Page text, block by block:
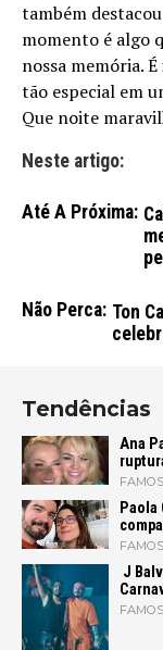
também
momento é algo
nossa memória.
tão especial em
Que noite
Neste artigo:
Até A Próxima:
Não Perca: Ton
Tendências
Ana
J